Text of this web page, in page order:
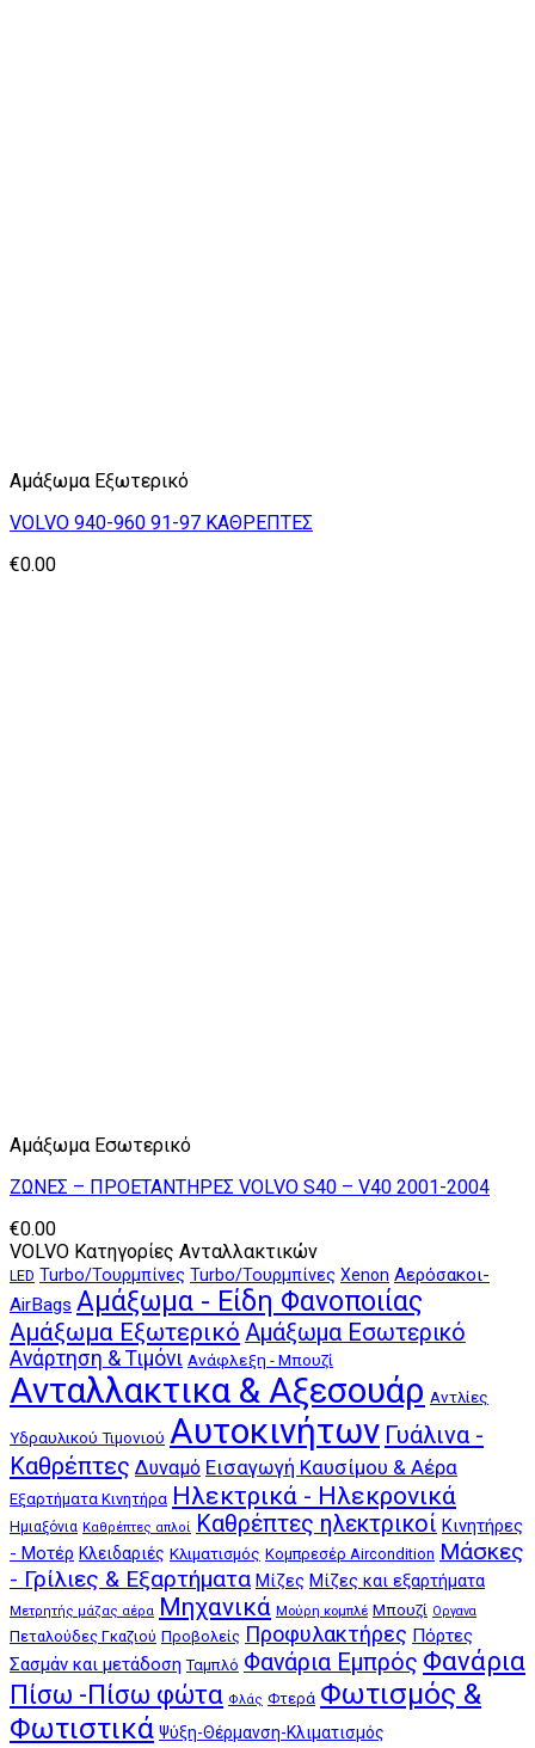
Αμάξωμα Εξωτερικό
VOLVO 940-960 91-97 ΚΑΘΡΕΠΤΕΣ
€0.00
Αμάξωμα Εσωτερικό
ΖΩΝΕΣ – ΠΡΟΕΤΑΝΤΗΡΕΣ VOLVO S40 – V40 2001-2004
€0.00
VOLVO Κατηγορίες Ανταλλακτικών
LED Turbo/Τουρμπίνες Turbo/Τουρμπίνες Xenon Αερόσακοι-
AirBags Αμάξωμα - Είδη Φανοποιίας
Αμάξωμα Εξωτερικό Αμάξωμα Εσωτερικό
Ανάρτηση & Τιμόνι Ανάφλεξη - Μπουζί
Ανταλλακτικα & Αξεσουάρ Αντλίες
Υδραυλικού Τιμονιού Αυτοκινήτων Γυάλινα -
Καθρέπτες Δυναμό Εισαγωγή Καυσίμου & Αέρα
Εξαρτήματα Κινητήρα Ηλεκτρικά - Ηλεκρονικά
Ημιαξόνια Καθρέπτες απλοί Καθρέπτες ηλεκτρικοί Κινητήρες
- Μοτέρ Κλειδαριές Κλιματισμός Κομπρεσέρ Aircondition Μάσκες
- Γρίλιες & Εξαρτήματα Μίζες Μίζες και εξαρτήματα
Μετρητής μάζας αέρα Μηχανικά Μούρη κομπλέ Μπουζί Οργανα
Πεταλούδες Γκαζιού Προβολείς Προφυλακτήρες Πόρτες
Σασμάν και μετάδοση Ταμπλό Φανάρια Εμπρός Φανάρια
Πίσω -Πίσω φώτα Φλάς Φτερά Φωτισμός &
Φωτιστικά Ψύξη-Θέρμανση-Κλιματισμός